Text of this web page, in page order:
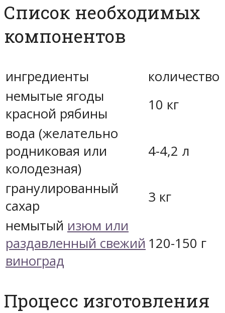
Список необходимых
компонентов
ингредиенты
количество
немытые ягоды
красной рябины
10 кг
вода (желательно
родниковая или
колодезная)
4-4,2 л
гранулированный
сахар
3 кг
немытый изюм или
раздавленный свежий
виноград
120-150 г
Процесс изготовления